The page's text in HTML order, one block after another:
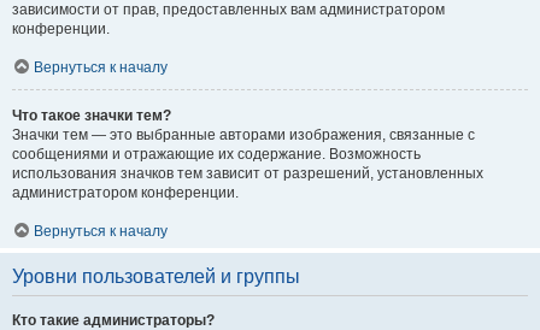
зависимости от прав, предоставленных вам администратором
конференции.
Вернуться к началу
Что такое значки тем?
Значки тем — это выбранные авторами изображения, связанные с
сообщениями и отражающие их содержание. Возможность
использования значков тем зависит от разрешений, установленных
администратором конференции.
Вернуться к началу
Уровни пользователей и группы
Кто такие администраторы?